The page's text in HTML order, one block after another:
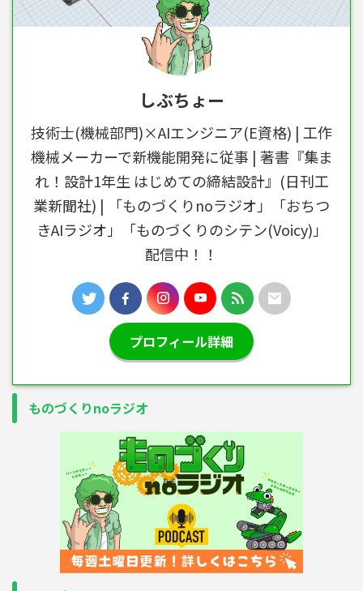
しぶちょー
技術士(機械部門)×AIエンジニア(E資格) | 工作
機械メーカーで新機能開発に従事 | 著書『集ま
れ！設計1年生 はじめての締結設計』(日刊工
業新聞社) | 「ものづくりnoラジオ」「おちつ
きAIラジオ」「ものづくりのシテン(Voicy)」
配信中！！
プロフィール詳細
ものづくりnoラジオ